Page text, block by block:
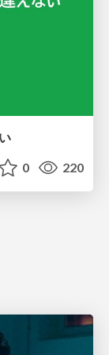
0 220